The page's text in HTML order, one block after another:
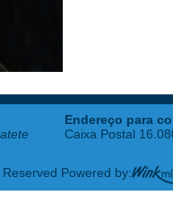
Endereço para
Caixa Postal
Powered by: